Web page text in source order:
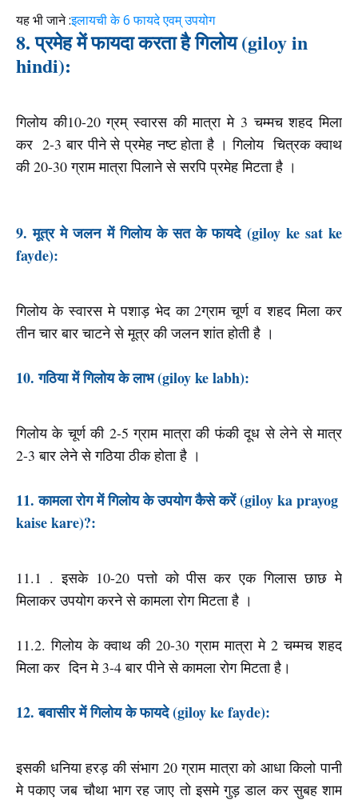
यह भी जाने :इलायची के 6 फायदे एवम् उपयोग
8. प्रमेह में फायदा करता है गिलोय (giloy in
hindi):
गिलोय की10-20 ग्रम् स्वारस की मात्रा मे 3 चम्मच शहद मिला
कर 2-3 बार पीने से प्रमेह नष्ट होता है । गिलोय चित्रक क्वाथ
की 20-30 ग्राम मात्रा पिलाने से सरपि प्रमेह मिटता है ।
9. मूत्र मे जलन में गिलोय के सत के फायदे (giloy ke sat ke
fayde):
गिलोय के स्वारस मे पशाड़ भेद का 2ग्राम चूर्ण व शहद मिला कर
तीन चार बार चाटने से मूत्र की जलन शांत होती है ।
10. गठिया में गिलोय के लाभ (giloy ke labh):
गिलोय के चूर्ण की 2-5 ग्राम मात्रा की फंकी दूध से लेने से मात्र
2-3 बार लेने से गठिया ठीक होता है ।
11. कामला रोग में गिलोय के उपयोग कैसे करें (giloy ka prayog
kaise kare)?:
11.1 . इसके 10-20 पत्तो को पीस कर एक गिलास छाछ मे
मिलाकर उपयोग करने से कामला रोग मिटता है ।
11.2. गिलोय के क्वाथ की 20-30 ग्राम मात्रा मे 2 चम्मच शहद
मिला कर दिन मे 3-4 बार पीने से कामला रोग मिटता है।
12. बवासीर में गिलोय के फायदे (giloy ke fayde):
इसकी धनिया हरड़ की संभाग 20 ग्राम मात्रा को आधा किलो पानी
मे पकाए जब चौथा भाग रह जाए तो इसमे गुड़ डाल कर सुबह शाम